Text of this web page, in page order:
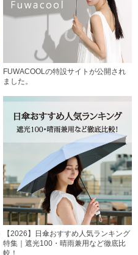
FUWACOOLの特設サイトが公開され
ました。
【2026】日傘おすすめ人気ランキング
特集｜遮光100・晴雨兼用など徹底比
較！